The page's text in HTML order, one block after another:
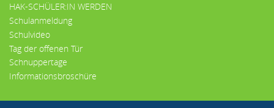
HAK-SCHÜLER:IN WERDEN
Schulanmeldung
Schulvideo
Tag der offenen Tür
Schnuppertage
Informationsbroschüre